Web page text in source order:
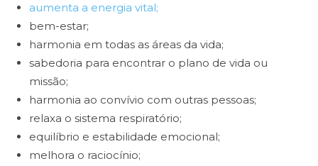
aumenta a energia vital;
bem-estar;
harmonia em todas as áreas da vida;
sabedoria para encontrar o plano de vida ou
missão;
harmonia ao convívio com outras pessoas;
relaxa o sistema respiratório;
equilíbrio e estabilidade emocional;
melhora o raciocínio;